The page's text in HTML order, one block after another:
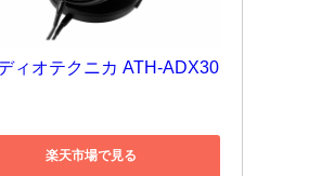
ィオテクニカ ATH-ADX30
楽天市場で見る